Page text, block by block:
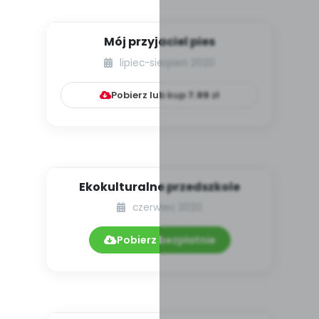
Mój przyjaciel pies
lipiec-sierpień 2020
Pobierz lub kup 7.99zł
Ekokulturalne przedszkole
czerwiec 2020
Pobierz bezpłatnie